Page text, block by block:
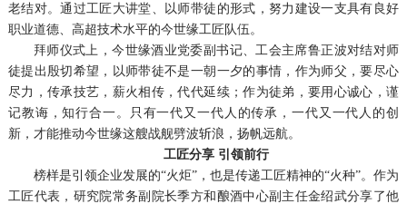
老结对。通过工匠大讲堂、以师带徒的形式，努力建设一支具有良好
职业道德、高超技术水平的今世缘工匠队伍。
拜师仪式上，今世缘酒业党委副书记、工会主席鲁正波对结对师
徒提出殷切希望，以师带徒不是一朝一夕的事情，作为师父，要尽心
尽力，传承技艺，薪火相传，代代延续；作为徒弟，要用心诚心，谨
记教诲，知行合一。只有一代又一代人的传承，一代又一代人的创
新，才能推动今世缘这艘战舰劈波斩浪，扬帆远航。
工匠分享 引领前行
榜样是引领企业发展的“火炬”，也是传递工匠精神的“火种”。作为
工匠代表，研究院常务副院长季方和酿酒中心副主任金绍武分享了他